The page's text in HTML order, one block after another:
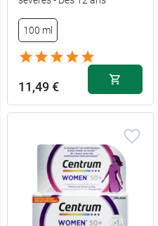
100 ml
11,49 €